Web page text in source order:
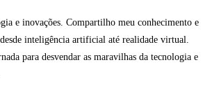
e inovações. Compartilho meu conhecimento e
inteligência artificial até realidade virtual.
para desvendar as maravilhas da tecnologia e